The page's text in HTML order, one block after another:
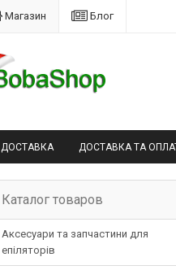
Магазин Блог
ДОСТАВКА ДОСТАВКА ТА
Каталог товаров
Аксесуари та запчастини для
епіляторів